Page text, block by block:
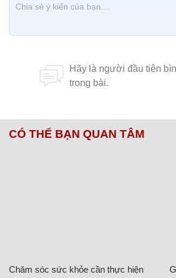
CÓ THỂ BẠN QUAN TÂM
Chăm sóc sức khỏe cần thực hiện